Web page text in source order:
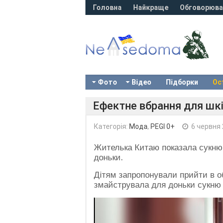
Головна Найкраще
Фото Відео Підборки
Ефектне вбрання для
Категорія: Мода, PEGI 0+ 6 червня
Жителька Китаю показала сукню
доньки.
Дітям запропонували прийти в
змайструвала для доньки сукню